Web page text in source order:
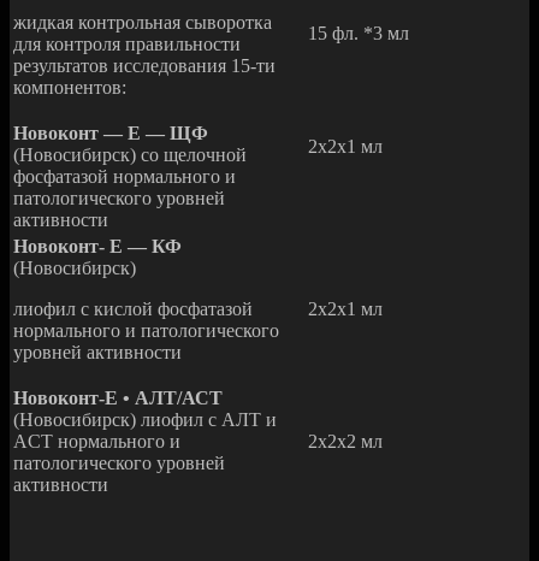
жидкая контрольная сыворотка
для контроля правильности
результатов исследования 15-ти
компонентов:
15 фл. *3 мл
Новоконт — Е — ЩФ
(Новосибирск) со щелочной
фосфатазой нормального и
патологического уровней
активности
2x2x1 мл
Новоконт- Е — КФ
(Новосибирск)
лиофил с кислой фосфатазой
нормального и патологического
уровней активности
2x2x1 мл
Новоконт-Е • АЛТ/АСТ
(Новосибирск) лиофил с АЛТ и
ACT нормального и
патологического уровней
активности
2x2x2 мл